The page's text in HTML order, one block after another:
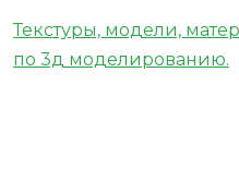
Текстуры, модели,
по 3д моделированию.